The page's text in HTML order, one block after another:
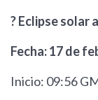
? Eclipse solar
Fecha: 17 de
Inicio: 09:56